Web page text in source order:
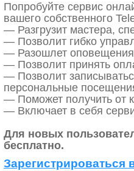
Попробуйте сервис
вашего собственного
— Разгрузит мастера,
— Позволит гибко
— Разошлет оповещения
— Позволит принять
— Позволит
персональные
— Поможет получить от
— Включает в себя
Для новых
бесплатно.
Зарегистрироваться